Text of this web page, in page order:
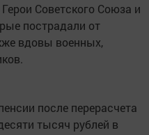
Советского Союза и
пострадали от
вдовы военных,
после перерасчета
тысяч рублей в